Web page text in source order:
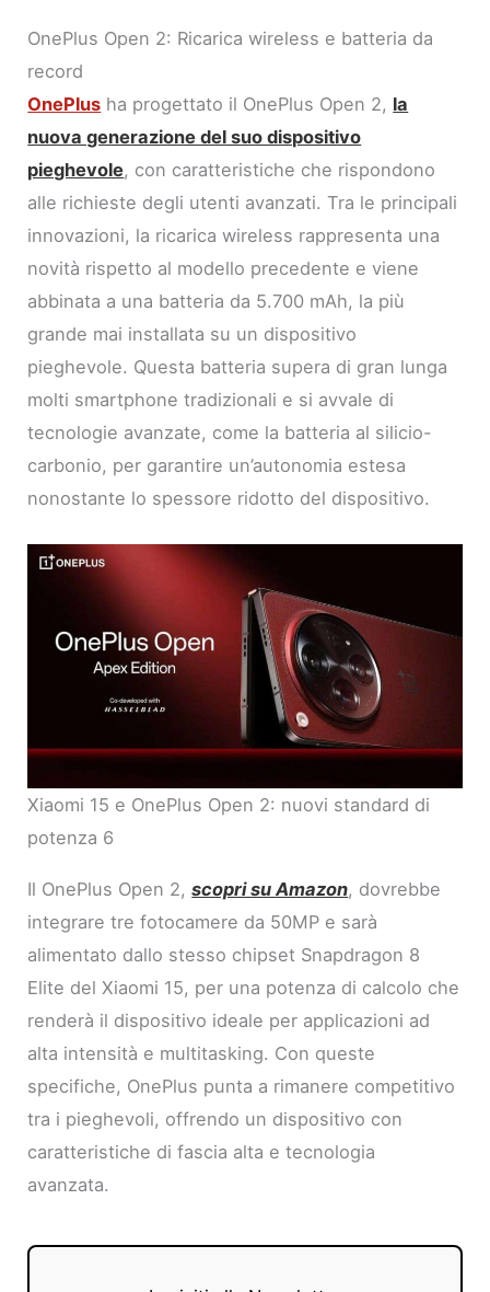
OnePlus Open 2: Ricarica wireless e batteria da
record
OnePlus ha progettato il OnePlus Open 2, la
nuova generazione del suo dispositivo
pieghevole, con caratteristiche che rispondono
alle richieste degli utenti avanzati. Tra le principali
innovazioni, la ricarica wireless rappresenta una
novità rispetto al modello precedente e viene
abbinata a una batteria da 5.700 mAh, la più
grande mai installata su un dispositivo
pieghevole. Questa batteria supera di gran lunga
molti smartphone tradizionali e si avvale di
tecnologie avanzate, come la batteria al silicio-
carbonio, per garantire un’autonomia estesa
nonostante lo spessore ridotto del dispositivo.
Xiaomi 15 e OnePlus Open 2: nuovi standard di
potenza 6
Il OnePlus Open 2,scopri su Amazon, dovrebbe
integrare tre fotocamere da 50MP e sarà
alimentato dallo stesso chipset Snapdragon 8
Elite del Xiaomi 15, per una potenza di calcolo che
renderà il dispositivo ideale per applicazioni ad
alta intensità e multitasking. Con queste
specifiche, OnePlus punta a rimanere competitivo
tra i pieghevoli, offrendo un dispositivo con
caratteristiche di fascia alta e tecnologia
avanzata.